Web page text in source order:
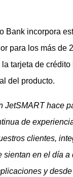
Bank incorpora
para los más de
tarjeta de
del producto.
JetSMART hace
de
clientes,
sientan en el día
y